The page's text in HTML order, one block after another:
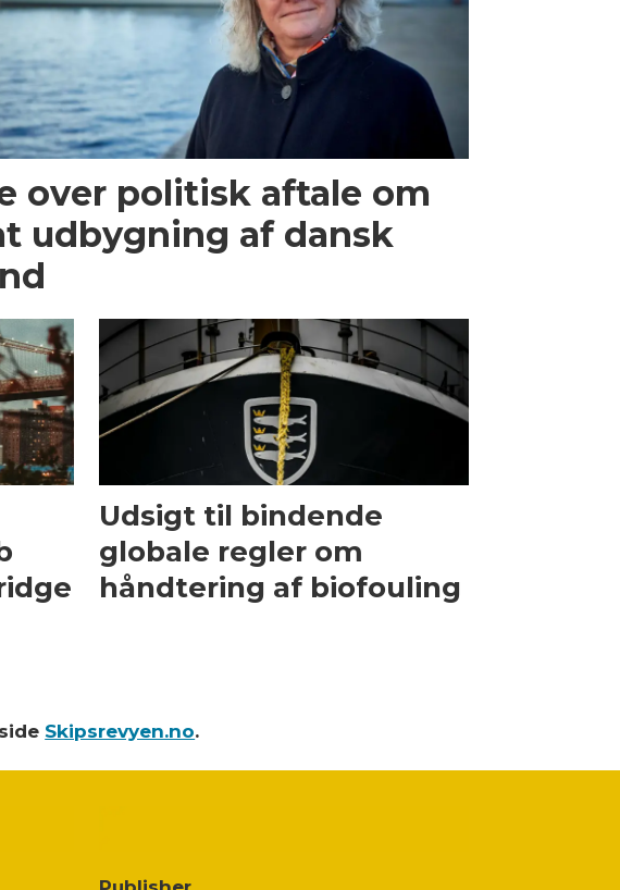
over politisk aftale om
udbygning af dansk
Udsigt til bindende
globale regler om
håndtering af biofouling
Skipsrevyen.no.